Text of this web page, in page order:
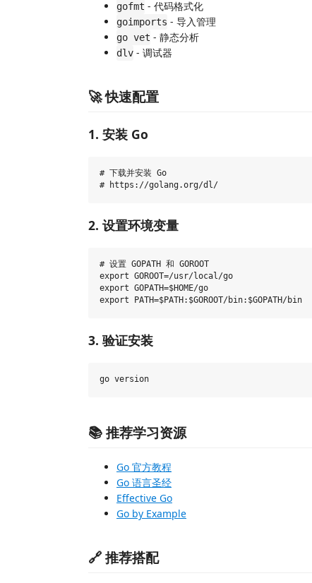
gofmt - 代码格式化
goimports - 导入管理
go vet - 静态分析
dlv - 调试器
🚀 快速配置
1. 安装 Go
# 下载并安装 Go
2. 设置环境变量
# 设置 GOPATH 和 GOROOT
export GOROOT=/usr/local/go
export GOPATH=$HOME/go
3. 验证安装
📚 推荐学习资源
Go 官方教程
Go 语言圣经
Effective Go
Go by Example
🔗 推荐搭配